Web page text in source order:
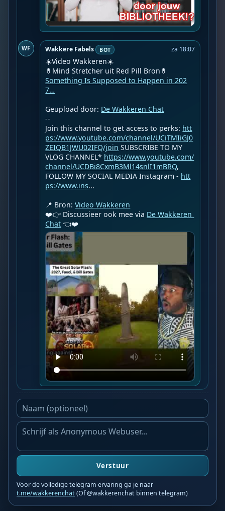
WF Wakkere Fabels BOT za 18:07
☀️Video Wakkeren☀️
Something Is Supposed to Happen in 202
7…
Geupload door: De Wakkeren Chat
--
Join this channel to get access to perks: htt
ps://www.youtube.com/channel/UCiTMIiGJ0
ZEIQB1JWU02IFQ/join SUBSCRIBE TO MY
VLOG CHANNEL* https://www.youtube.com/
channel/UCDBi8CxmB3Ml14snlI1mBRQ,
FOLLOW MY SOCIAL MEDIA Instagram - htt
ps://www.ins...
📍 Bron: Video Wakkeren
❤️👉 Discussieer ook mee via De Wakkeren
Chat 👈❤️
Verstuur
Voor de volledige telegram ervaring ga je naar
t.me/wakkerenchat(Of @wakkerenchat binnen telegram)